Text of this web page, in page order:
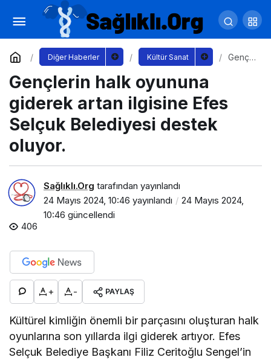
Diğer Haberler Kültür Sanat
Gençl
Gençlerin halk oyununa
giderek artan ilgisine Efes
Selçuk Belediyesi destek
oluyor.
Sağlıklı.Org tarafından yayınlandı
24 Mayıs 2024, 10:46 yayınlandı
24 Mayıs 2024,
10:46 güncellendi
406
+ - PAYLAŞ
Kültürel kimliğin önemli bir parçasını oluşturan halk
oyunlarına son yıllarda ilgi giderek artıyor. Efes
Selçuk Belediye Başkanı Filiz Ceritoğlu Sengel’in
Prime Video, My Lady Jane (Lady Jane’im)
Dizisinin Resmi Fragmanını Yayınladı
Yorum Yap Paylaş